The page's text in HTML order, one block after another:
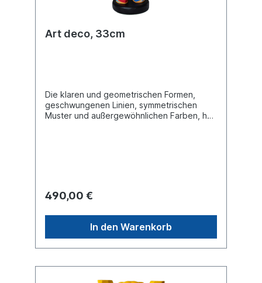
Art deco, 33cm
Die klaren und geometrischen Formen,
geschwungenen Linien, symmetrischen
Muster und außergewöhnlichen Farben, hat
490,00 €
In den Warenkorb